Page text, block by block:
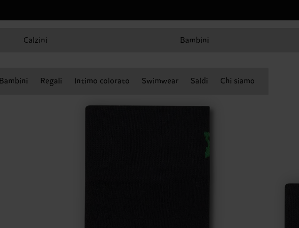
Calzini Bambini
Bambini Regali Intimo colorato Swimwear Saldi Chi siamo